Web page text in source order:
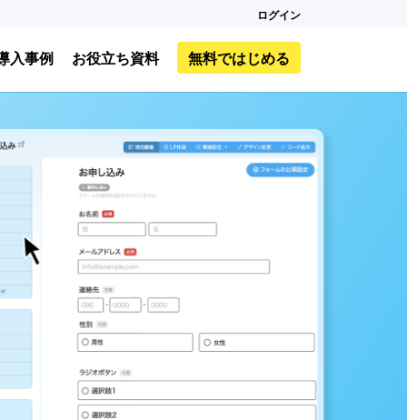
ログイン
入事例 お役立ち資料 無料ではじめる